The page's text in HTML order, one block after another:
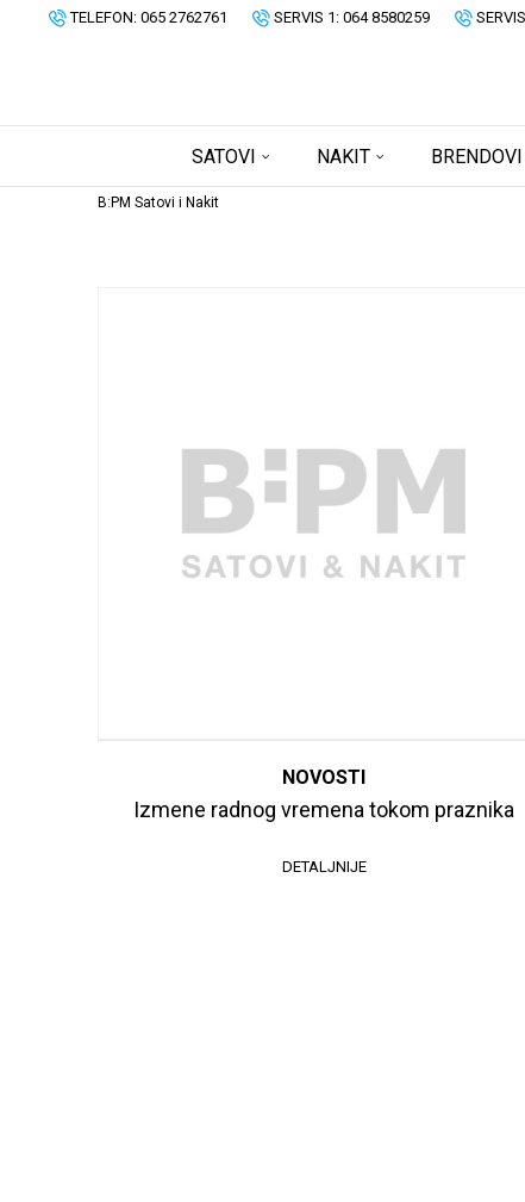
TELEFON: 065 2762761 SERVIS 1: 064 8580259
SATOVI NAKIT BRENDOVI
B:PM Satovi i Nakit
NOVOSTI
Izmene radnog vremena tokom praznika
DETALJNIJE